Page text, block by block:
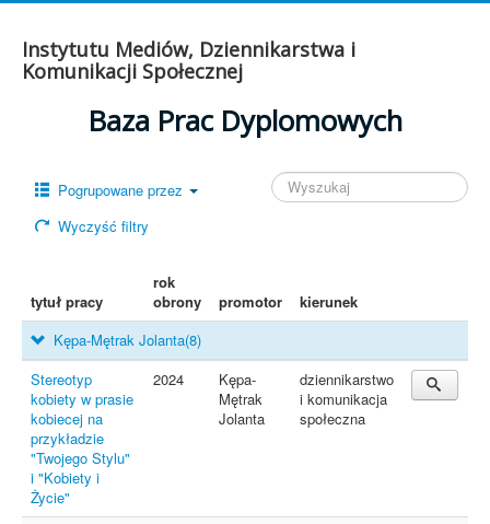
Instytutu Mediów, Dziennikarstwa i
Komunikacji Społecznej
Baza Prac Dyplomowych
Pogrupowane przez
Wyczyść filtry
tytuł pracy
rok
obrony
promotor kierunek
Kępa-Mętrak Jolanta(8)
Stereotyp
kobiety w prasie
kobiecej na
przykładzie
"Twojego Stylu"
i "Kobiety i
Życie"
2024
Kępa-
Mętrak
Jolanta
dziennikarstwo
i komunikacja
społeczna